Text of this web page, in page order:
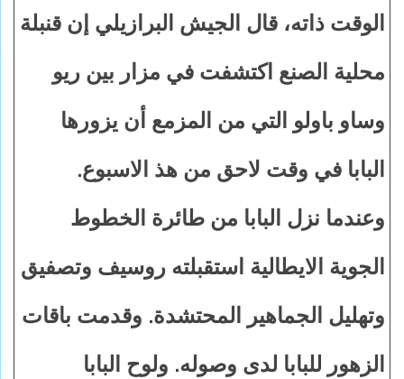
الوقت ذاته، قال الجيش البرازيلي إن قنبلة
محلية الصنع اكتشفت في مزار بين ريو
وساو باولو التي من المزمع أن يزورها
البابا في وقت لاحق من هذ الاسبوع.
وعندما نزل البابا من طائرة الخطوط
الجوية الايطالية استقبلته روسيف وتصفيق
وتهليل الجماهير المحتشدة. وقدمت باقات
الزهور للبابا لدى وصوله. ولوح البابا